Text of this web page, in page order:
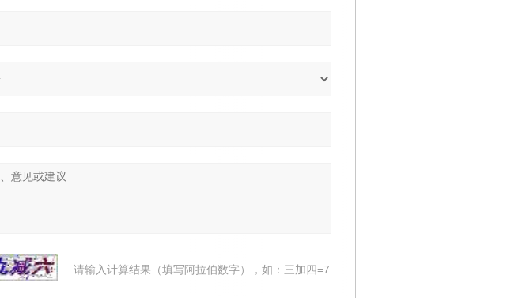
请输入计算结果（填写阿拉伯数字），如：三加四=7